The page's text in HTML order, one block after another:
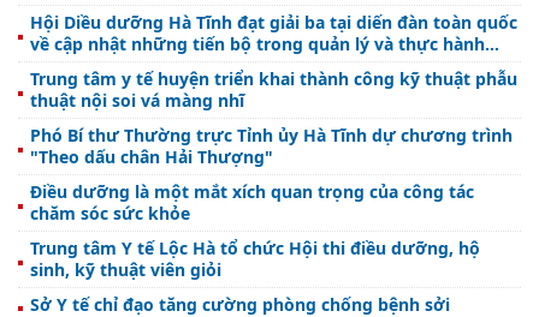
Hội Diều dưỡng Hà Tĩnh đạt giải ba tại diến đàn toàn quốc
về cập nhật những tiến bộ trong quản lý và thực hành
chăm sóc vết thương
Trung tâm y tế huyện triển khai thành công kỹ thuật phẫu
thuật nội soi vá màng nhĩ
Phó Bí thư Thường trực Tỉnh ủy Hà Tĩnh dự chương trình
"Theo dấu chân Hải Thượng"
Điều dưỡng là một mắt xích quan trọng của công tác
chăm sóc sức khỏe
Trung tâm Y tế Lộc Hà tổ chức Hội thi điều dưỡng, hộ
sinh, kỹ thuật viên giỏi
Sở Y tế chỉ đạo tăng cường phòng chống bệnh sởi